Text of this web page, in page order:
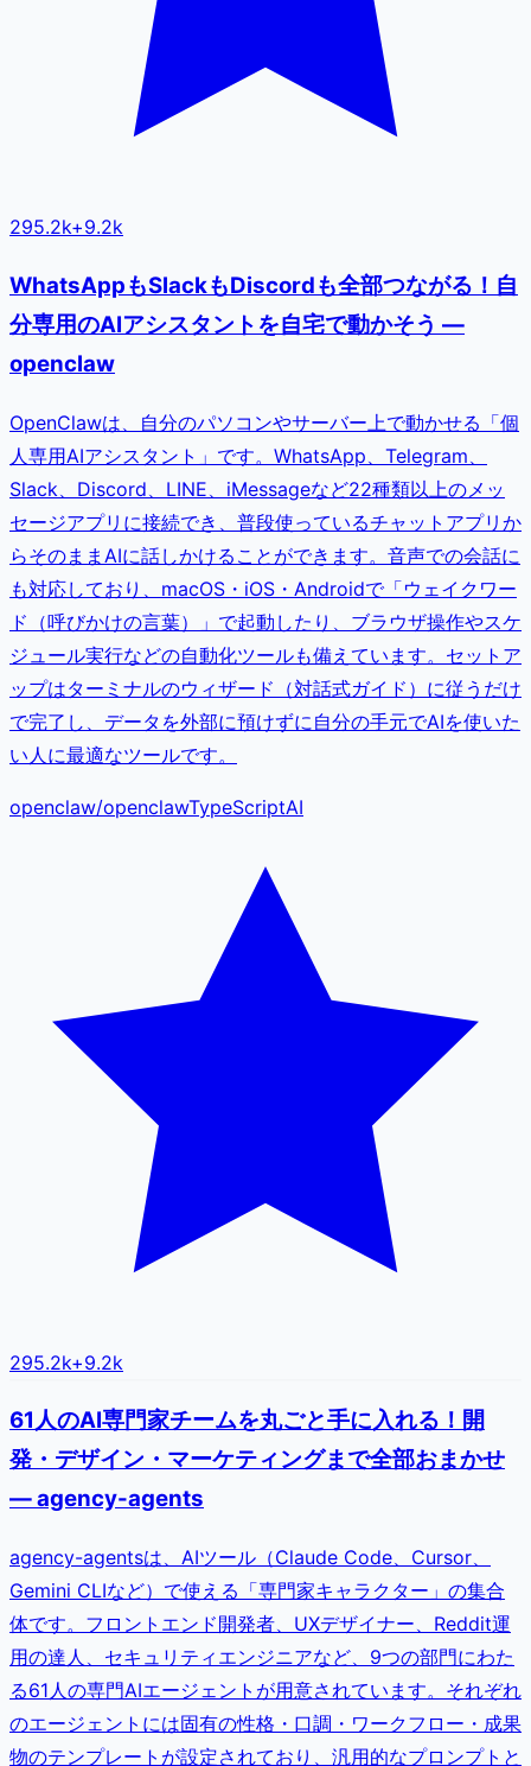
295.2k+9.2k
WhatsAppもSlackもDiscordも全部つながる！自
分専用のAIアシスタントを自宅で動かそう —
openclaw
OpenClawは、自分のパソコンやサーバー上で動かせる「個
人専用AIアシスタント」です。WhatsApp、Telegram、
Slack、Discord、LINE、iMessageなど22種類以上のメッ
セージアプリに接続でき、普段使っているチャットアプリか
らそのままAIに話しかけることができます。音声での会話に
も対応しており、macOS・iOS・Androidで「ウェイクワー
ド（呼びかけの言葉）」で起動したり、ブラウザ操作やスケ
ジュール実行などの自動化ツールも備えています。セットア
ップはターミナルのウィザード（対話式ガイド）に従うだけ
で完了し、データを外部に預けずに自分の手元でAIを使いた
い人に最適なツールです。
openclaw/openclawTypeScriptAI
295.2k+9.2k
61人のAI専門家チームを丸ごと手に入れる！開
発・デザイン・マーケティングまで全部おまかせ
— agency-agents
agency-agentsは、AIツール（Claude Code、Cursor、
Gemini CLIなど）で使える「専門家キャラクター」の集合
体です。フロントエンド開発者、UXデザイナー、Reddit運
用の達人、セキュリティエンジニアなど、9つの部門にわた
る61人の専門AIエージェントが用意されています。それぞれ
のエージェントには固有の性格・口調・ワークフロー・成果
物のテンプレートが設定されており、汎用的なプロンプトと